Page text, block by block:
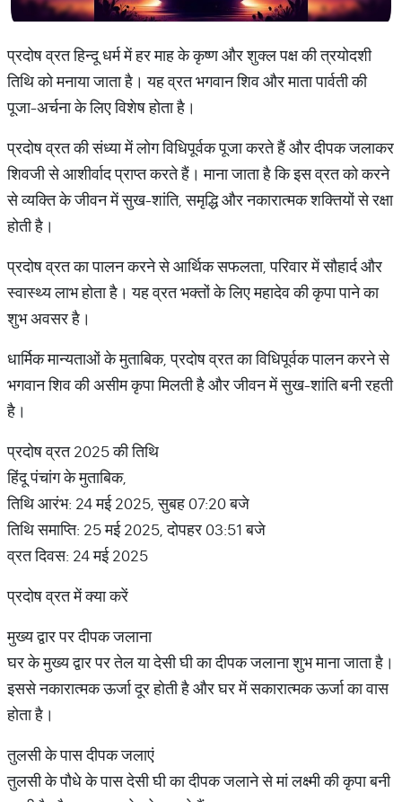
प्रदोष व्रत हिन्दू धर्म में हर माह के कृष्ण और शुक्ल पक्ष की त्रयोदशी
तिथि को मनाया जाता है। यह व्रत भगवान शिव और माता पार्वती की
पूजा-अर्चना के लिए विशेष होता है।
प्रदोष व्रत की संध्या में लोग विधिपूर्वक पूजा करते हैं और दीपक जलाकर
शिवजी से आशीर्वाद प्राप्त करते हैं। माना जाता है कि इस व्रत को करने
से व्यक्ति के जीवन में सुख-शांति, समृद्धि और नकारात्मक शक्तियों से रक्षा
होती है।
प्रदोष व्रत का पालन करने से आर्थिक सफलता, परिवार में सौहार्द और
स्वास्थ्य लाभ होता है। यह व्रत भक्तों के लिए महादेव की कृपा पाने का
शुभ अवसर है।
धार्मिक मान्यताओं के मुताबिक, प्रदोष व्रत का विधिपूर्वक पालन करने से
भगवान शिव की असीम कृपा मिलती है और जीवन में सुख-शांति बनी रहती
है।
प्रदोष व्रत 2025 की तिथि
हिंदू पंचांग के मुताबिक,
तिथि आरंभ: 24 मई 2025, सुबह 07:20 बजे
तिथि समाप्ति: 25 मई 2025, दोपहर 03:51 बजे
व्रत दिवस: 24 मई 2025
प्रदोष व्रत में क्या करें
मुख्य द्वार पर दीपक जलाना
घर के मुख्य द्वार पर तेल या देसी घी का दीपक जलाना शुभ माना जाता है।
इससे नकारात्मक ऊर्जा दूर होती है और घर में सकारात्मक ऊर्जा का वास
होता है।
तुलसी के पास दीपक जलाएं
तुलसी के पौधे के पास देसी घी का दीपक जलाने से मां लक्ष्मी की कृपा बनी